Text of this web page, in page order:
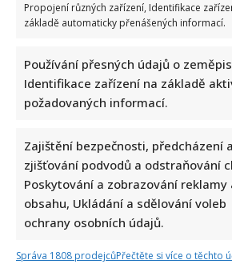
Propojení různých zařízení, Identifikace
základě automaticky přenášených informací.
Používání přesných údajů o
Identifikace zařízení na základě
požadovaných informací.
Zajištění bezpečnosti, předcházení a
zjišťování podvodů a odstraňování
Poskytování a zobrazování reklamy
obsahu, Ukládání a sdělování voleb
ochrany osobních údajů.
Správa 1808 prodejcůPřečtěte si více o těchto